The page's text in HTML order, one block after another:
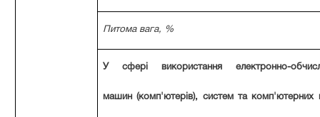
Питома вага, %
У сфері використання електронно-
машин (комп'ютерів), систем та комп'ютерних